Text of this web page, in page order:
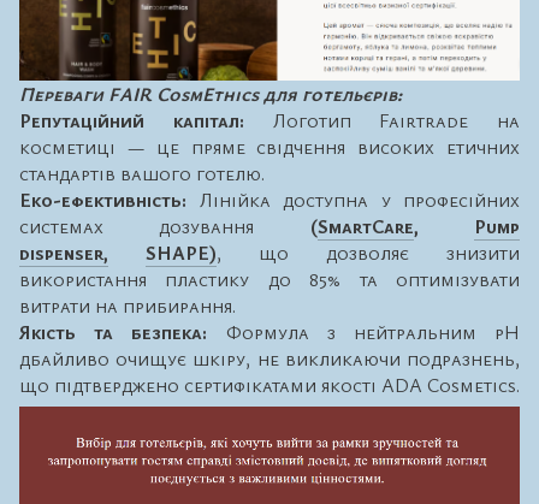
Переваги FAIR CosmEthics для готельєрів:
Репутаційний капітал: Логотип Fairtrade на
косметиці — це пряме свідчення високих етичних
стандартів вашого готелю.
Еко-ефективність: Лінійка доступна у професійних
системах дозування (SmartCare, Pump
dispenser,
SHAPE), що дозволяє знизити
використання пластику до 85% та оптимізувати
витрати на прибирання.
Якість та безпека: Формула з нейтральним pH
дбайливо очищує шкіру, не викликаючи подразнень,
що підтверджено сертифікатами якості ADA Cosmetics.